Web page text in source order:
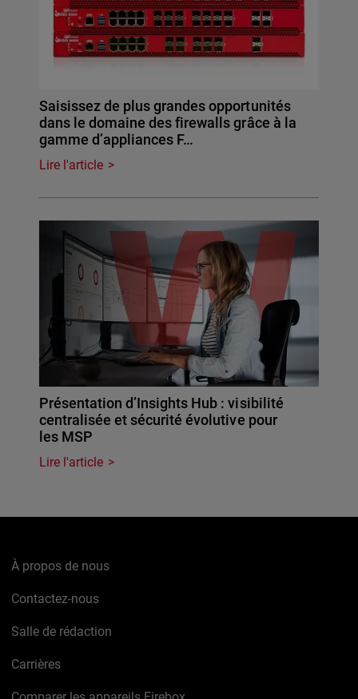
Saisissez de plus grandes opportunités
dans le domaine des firewalls grâce à la
gamme d’appliances F…
Lire l'article
Présentation d’Insights Hub : visibilité
centralisée et sécurité évolutive pour
les MSP
Lire l'article
À propos de nous
Contactez-nous
Salle de rédaction
Carrières